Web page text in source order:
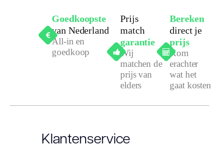
Goedkoopste
van Nederland
All-in en
goedkoop
Prijs
match
garantie
Wij
matchen de
prijs van
elders
Bereken
direct je
prijs
Kom
erachter
wat het
gaat kosten
Klantenservice